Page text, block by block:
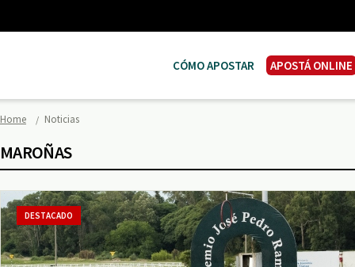
CÓMO APOSTAR APOSTÁ ONLINE
Home Noticias
MAROÑAS
DESTACADO